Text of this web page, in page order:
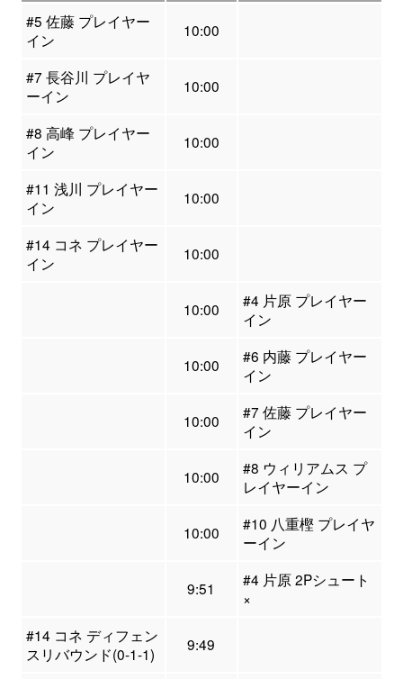
#5 佐藤 プレイヤー
イン
10:00
#7 長谷川 プレイヤ
ーイン
10:00
#8 高峰 プレイヤー
イン
10:00
#11 浅川 プレイヤー
イン
10:00
#14 コネ プレイヤー
イン
10:00
10:00
#4 片原 プレイヤー
イン
10:00
#6 内藤 プレイヤー
イン
10:00
#7 佐藤 プレイヤー
イン
10:00
#8 ウィリアムス プ
レイヤーイン
10:00
#10 八重樫 プレイヤ
ーイン
9:51
#4 片原 2Pシュート
×
#14 コネ ディフェン
スリバウンド(0-1-1)
9:49